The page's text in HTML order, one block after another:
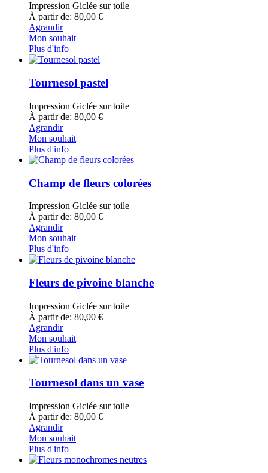
Impression Giclée sur toile
À partir de: 80,00 €
Agrandir
Mon souhait
Plus d'info
Tournesol pastel
Impression Giclée sur toile
À partir de: 80,00 €
Agrandir
Mon souhait
Plus d'info
Champ de fleurs colorées
Impression Giclée sur toile
À partir de: 80,00 €
Agrandir
Mon souhait
Plus d'info
Fleurs de pivoine blanche
Impression Giclée sur toile
À partir de: 80,00 €
Agrandir
Mon souhait
Plus d'info
Tournesol dans un vase
Impression Giclée sur toile
À partir de: 80,00 €
Agrandir
Mon souhait
Plus d'info